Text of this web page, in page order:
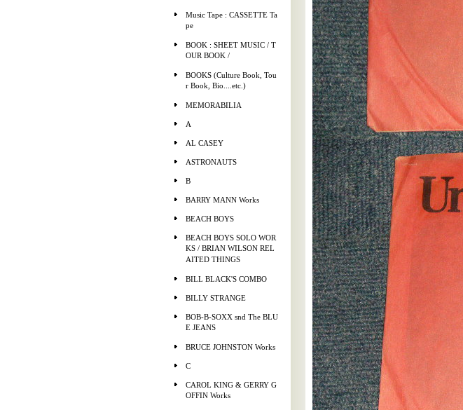
Music Tape : CASSETTE Ta
pe
BOOK : SHEET MUSIC / T
OUR BOOK /
BOOKS (Culture Book, Tou
r Book, Bio....etc.)
MEMORABILIA
A
AL CASEY
ASTRONAUTS
B
BARRY MANN Works
BEACH BOYS
BEACH BOYS SOLO WOR
KS / BRIAN WILSON REL
AITED THINGS
BILL BLACK'S COMBO
BILLY STRANGE
BOB-B-SOXX snd The BLU
E JEANS
BRUCE JOHNSTON Works
C
CAROL KING & GERRY G
OFFIN Works